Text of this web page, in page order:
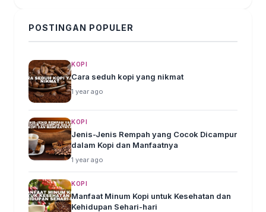
POSTINGAN POPULER
KOPI
Cara seduh kopi yang nikmat
1 year ago
KOPI
Jenis-Jenis Rempah yang Cocok Dicampur
dalam Kopi dan Manfaatnya
1 year ago
KOPI
Manfaat Minum Kopi untuk Kesehatan dan
Kehidupan Sehari-hari